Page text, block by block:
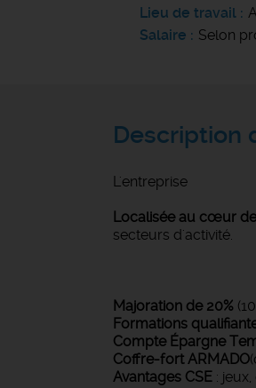
Lieu de travail
Salaire
Selon
Description
L'entreprise
Localisée au cœur
secteurs d'activité.
Majoration de 20%
Formations
Compte Épargne
Coffre-fort ARMADO
Avantages CSE :